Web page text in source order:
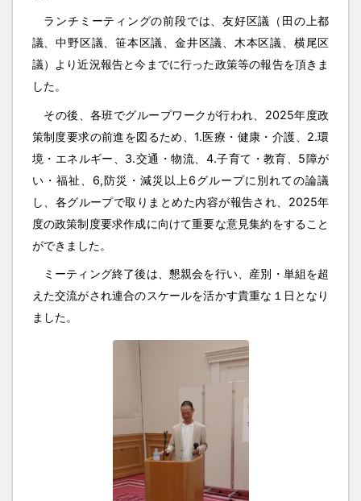
ランチミーティングの前段では、友好区議（田の上都
議、中野区議、笹本区議、金井区議、木本区議、横尾区
議）より近況報告と今までに行った政策等の報告を頂きま
した。
その後、各班でグループワークが行われ、2025年度政
策制度要求の前進を図るため、1.医療・健康・介護、2.環
境・エネルギー、3.交通・物流、4.子育て・教育、5障が
い・福祉、6,防災・減災以上6グループに別れての論議
し、各グループで取りまとめた内容が報告され、2025年
度の政策制度要求作成に向けて重要な意見集約をすること
ができました。
ミーティング終了後は、懇親会を行い、産別・単組を超
えた交流がされ連合のスケールを活かす貴重な１日となり
ました。